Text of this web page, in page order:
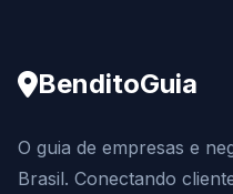
BenditoGuia
O guia de empresas e
Brasil. Conectando